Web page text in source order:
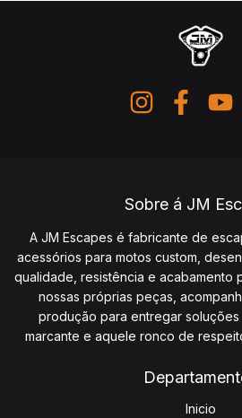
Sobre á JM
A JM Escapes é fabricante de
acessórios para motos custom,
qualidade, resistência e acabamento
nossas próprias peças,
produção para entregar soluções
marcante e aquele ronco de
Inicio